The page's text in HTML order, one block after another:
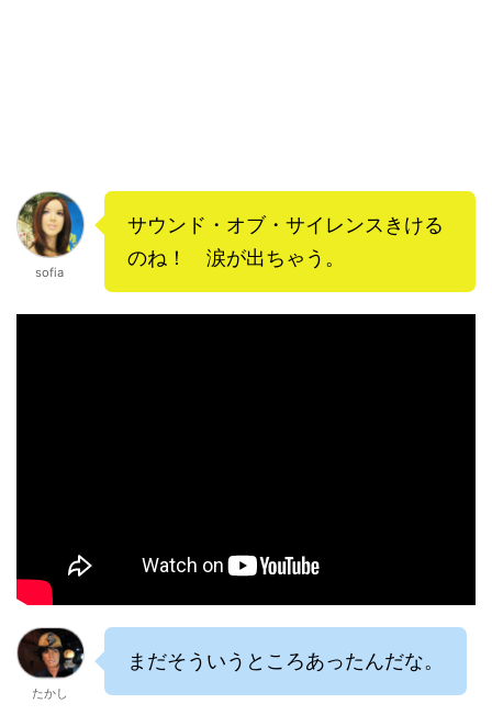
sofia
サウンド・オブ・サイレンスきける
のね！ 涙が出ちゃう。
たかし
まだそういうところあったんだな。